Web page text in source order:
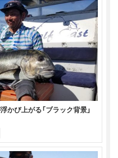
かび上がる「ブラック背景」